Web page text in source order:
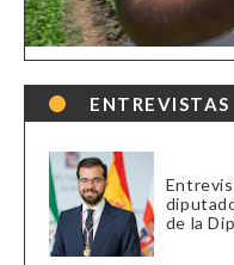
ENTREVISTAS
de la